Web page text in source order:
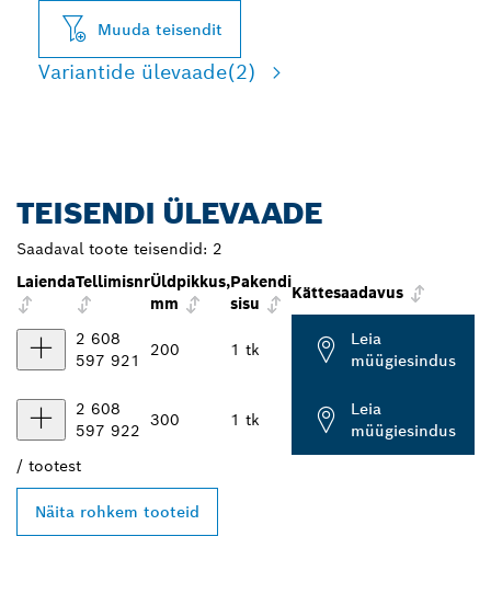
Muuda teisendit
Variantide ülevaade(2)
TEISENDI ÜLEVAADE
Saadaval toote teisendid: 2
LaiendaTellimisnrÜldpikkus,
mm
Pakendi
sisu
Kättesaadavus
2 608
597 921
200 1 tk
Leia
müügiesindus
2 608
597 922
300 1 tk
Leia
müügiesindus
/ tootest
Näita rohkem tooteid